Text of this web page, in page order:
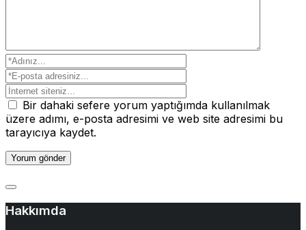
Bir dahaki sefere yorum yaptığımda kullanılmak
üzere adımı, e-posta adresimi ve web site adresimi bu
tarayıcıya kaydet.
Hakkımda